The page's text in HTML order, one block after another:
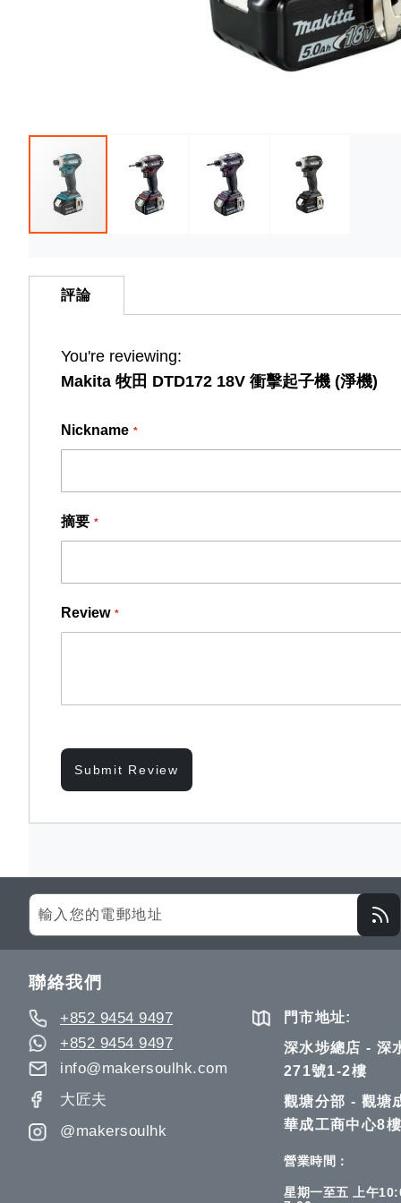
images
評論
You're reviewing:
Makita 牧田 DTD172 18V 衝擊起子機 (淨機)
Nickname
摘要
Review
Submit Review
Sign
Up
for
Our
聯絡我們
+852 9454 9497
+852 9454 9497
info@makersoulhk.com
大匠夫
@makersoulhk
門市地址:
深水埗總店 - 深
271號1-2樓
觀塘分部 - 觀塘
華成工商中心8
營業時間：
星期一至五 上午